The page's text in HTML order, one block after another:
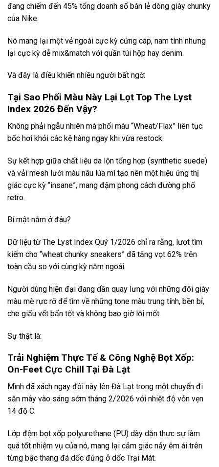
đang chiếm đến 45% tổng doanh số bán lẻ dòng giày chunky
của Nike.
Nó mang lại một vẻ ngoài cực kỳ cứng cáp, nam tính nhưng
lại cực kỳ dễ mix&match với quần túi hộp hay denim.
Và đây là điều khiến nhiều người bất ngờ:
Tại Sao Phối Màu Này Lại Lọt Top The Lyst
Index 2026 Đến Vậy?
Không phải ngẫu nhiên mà phối màu “Wheat/Flax” liên tục
bốc hơi khỏi các kệ hàng ngay khi vừa restock.
Sự kết hợp giữa chất liệu da lộn tổng hợp (synthetic suede)
và vải mesh lưới màu nâu lúa mì tạo nên một hiệu ứng thị
giác cực kỳ “insane”, mang đậm phong cách đường phố
retro.
Bí mật nằm ở đâu?
Dữ liệu từ The Lyst Index Quý 1/2026 chỉ ra rằng, lượt tìm
kiếm cho “wheat chunky sneakers” đã tăng vọt 62% trên
toàn cầu so với cùng kỳ năm ngoái.
Người dùng hiện đại đang dần quay lưng với những đôi giày
màu mè rực rỡ để tìm về những tone màu trung tính, bền bỉ,
che giấu vết bẩn tốt và không bao giờ lỗi mốt.
Sự thật là:
Trải Nghiệm Thực Tế & Công Nghệ Bọt Xốp:
On-Feet Cực Chill Tại Đà Lạt
Mình đã xách ngay đôi này lên Đà Lạt trong một chuyến đi
săn mây vào sáng sớm tháng 2/2026 với nhiệt độ vỏn vẹn
14 độ C.
Lớp đệm bọt xốp polyurethane (PU) dày dặn thực sự làm
quá tốt nhiệm vụ của nó, mang lại cảm giác nảy êm ái trên
từng bậc thang đá dốc đứng ở dốc Trại Mát.